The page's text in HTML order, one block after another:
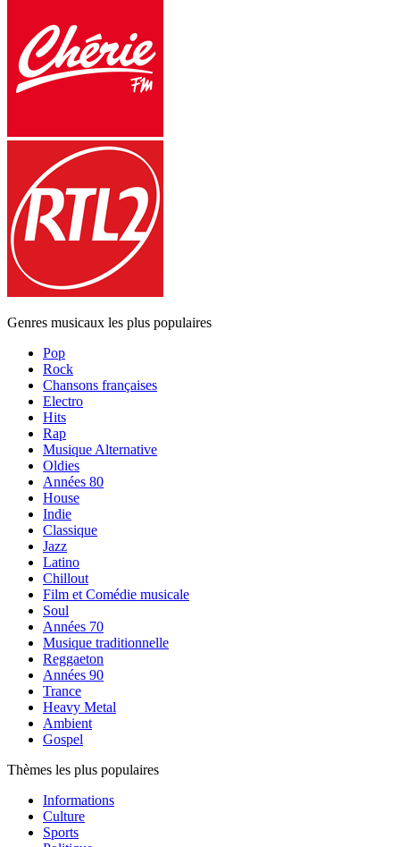
Genres musicaux les plus populaires
Pop
Rock
Chansons françaises
Electro
Hits
Rap
Musique Alternative
Oldies
Années 80
House
Indie
Classique
Jazz
Latino
Chillout
Film et Comédie musicale
Soul
Années 70
Musique traditionnelle
Reggaeton
Années 90
Trance
Heavy Metal
Ambient
Gospel
Thèmes les plus populaires
Informations
Culture
Sports